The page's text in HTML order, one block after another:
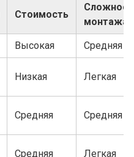
Стоимость
Сложность
монтажа
Высокая Средняя
Низкая Легкая
Средняя Средняя
Средняя Легкая